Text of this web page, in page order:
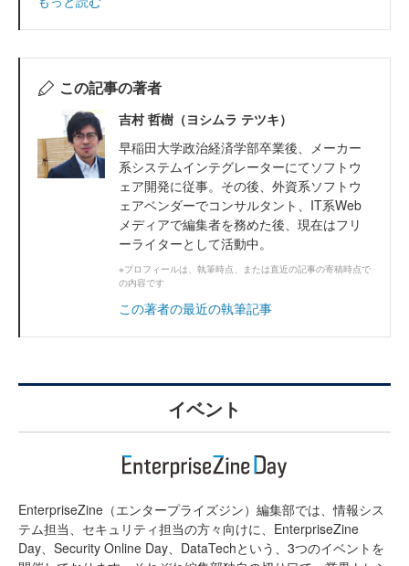
この記事の著者
吉村 哲樹（ヨシムラ テツキ）
早稲田大学政治経済学部卒業後、メーカー
系システムインテグレーターにてソフトウ
ェア開発に従事。その後、外資系ソフトウ
ェアベンダーでコンサルタント、IT系Web
メディアで編集者を務めた後、現在はフリ
ーライターとして活動中。
※プロフィールは、執筆時点、または直近の記事の寄稿時点で
の内容です
この著者の最近の執筆記事
イベント
EnterpriseZine（エンタープライズジン）編集部では、情報シス
テム担当、セキュリティ担当の方々向けに、EnterpriseZine
Day、Security Online Day、DataTechという、3つのイベントを